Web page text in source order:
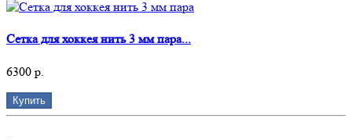
Сетка для хоккея нить 3 мм пара...
6300 р.
Купить